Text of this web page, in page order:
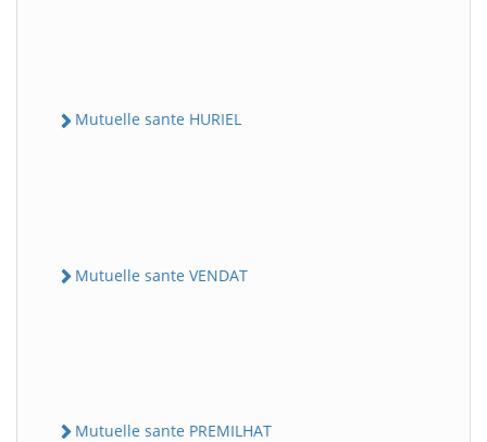
Mutuelle sante HURIEL
Mutuelle sante VENDAT
Mutuelle sante PREMILHAT